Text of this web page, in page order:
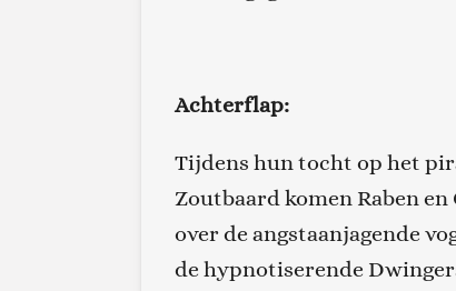
Achterflap:
Tijdens hun tocht op het
Zoutbaard komen Rabenen
over de angstaanjagende
de hypnotiserende